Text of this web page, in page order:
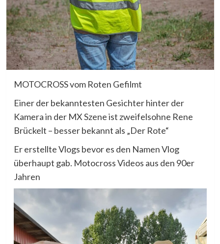
MOTOCROSS vom Roten Gefilmt
Einer der bekanntesten Gesichter hinter der
Kamera in der MX Szene ist zweifelsohne Rene
Brückelt – besser bekannt als „Der Rote“
Er erstellte Vlogs bevor es den Namen Vlog
überhaupt gab. Motocross Videos aus den 90er
Jahren